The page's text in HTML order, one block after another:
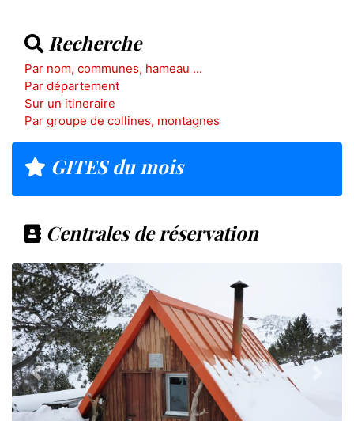
Recherche
Par nom, communes, hameau ...
Par département
Sur un itineraire
Par groupe de collines, montagnes
GITES du mois
Centrales de réservation